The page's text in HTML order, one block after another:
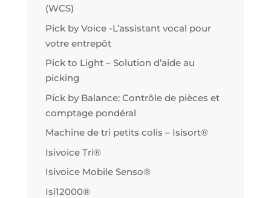
(WCS)
Pick by Voice -L’assistant vocal pour
votre entrepôt
Pick to Light – Solution d’aide au
picking
Pick by Balance: Contrôle de pièces et
comptage pondéral
Machine de tri petits colis – Isisort®
Isivoice Tri®
Isivoice Mobile Senso®
Isi12000®